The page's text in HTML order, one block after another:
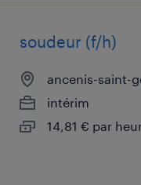
soudeur (f/h)
ancenis-saint-
intérim
14,81 € par